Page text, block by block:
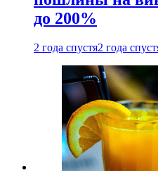
до 200%
2 года спустя2 года